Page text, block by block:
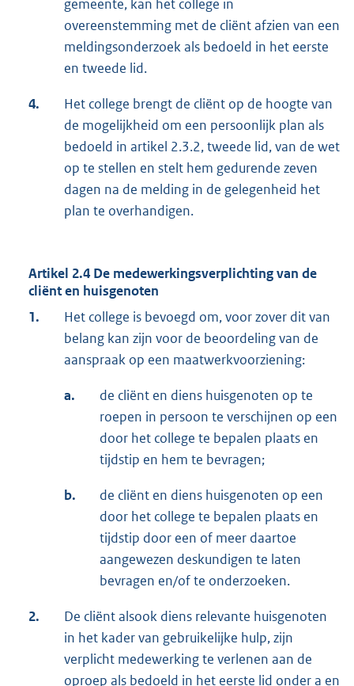
gemeente, kan het college in
overeenstemming met de cliënt afzien van een
meldingsonderzoek als bedoeld in het eerste
en tweede lid.
4.
Het college brengt de cliënt op de hoogte van
de mogelijkheid om een persoonlijk plan als
bedoeld in artikel 2.3.2, tweede lid, van de wet
op te stellen en stelt hem gedurende zeven
dagen na de melding in de gelegenheid het
plan te overhandigen.
Artikel 2.4 De medewerkingsverplichting van de
cliënt en huisgenoten
1.
Het college is bevoegd om, voor zover dit van
belang kan zijn voor de beoordeling van de
aanspraak op een maatwerkvoorziening:
a.
de cliënt en diens huisgenoten op te
roepen in persoon te verschijnen op een
door het college te bepalen plaats en
tijdstip en hem te bevragen;
b.
de cliënt en diens huisgenoten op een
door het college te bepalen plaats en
tijdstip door een of meer daartoe
aangewezen deskundigen te laten
bevragen en/of te onderzoeken.
2.
De cliënt alsook diens relevante huisgenoten
in het kader van gebruikelijke hulp, zijn
verplicht medewerking te verlenen aan de
oproep als bedoeld in het eerste lid onder a en